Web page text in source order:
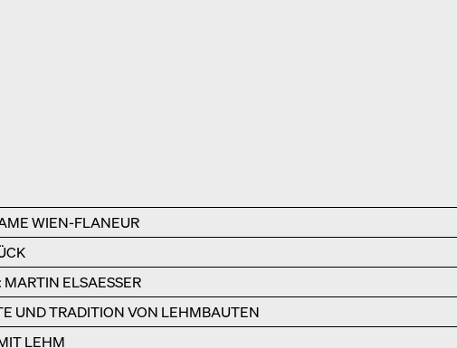
WIEN-FLANEUR
ELSAESSER
UND TRADITION VON LEHMBAUTEN
LEHM